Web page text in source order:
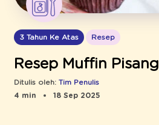
3 Tahun Ke Atas Resep
Resep Muffin Pisang
Ditulis oleh: Tim Penulis
4 min
18 Sep 2025